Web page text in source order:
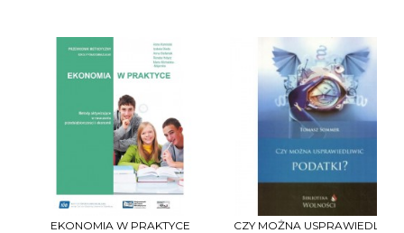
EKONOMIA W PRAKTYCE
CZY MOŻNA USPRAWIEDLIWIĆ